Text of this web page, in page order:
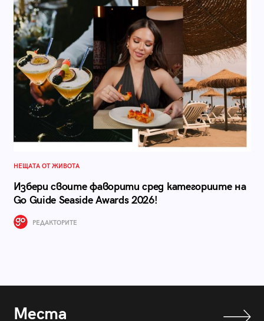
НЕЩАТА ОТ ЖИВОТА
Избери своите фаворити сред категориите на
Go Guide Seaside Awards 2026!
РЕДАКТОРИТЕ
Места